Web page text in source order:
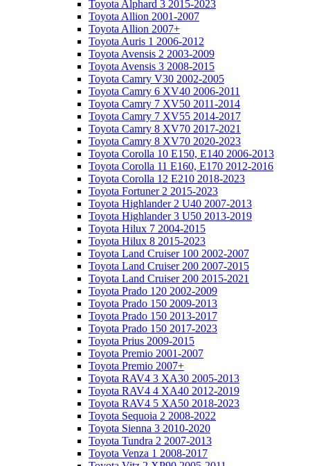
Toyota Alphard 3 2015-2023
Toyota Allion 2001-2007
Toyota Allion 2007+
Toyota Auris 1 2006-2012
Toyota Avensis 2 2003-2009
Toyota Avensis 3 2008-2015
Toyota Camry V30 2002-2005
Toyota Camry 6 XV40 2006-2011
Toyota Camry 7 XV50 2011-2014
Toyota Camry 7 XV55 2014-2017
Toyota Camry 8 XV70 2017-2021
Toyota Camry 8 XV70 2020-2023
Toyota Corolla 10 E150, E140 2006-2013
Toyota Corolla 11 E160, E170 2012-2016
Toyota Corolla 12 E210 2018-2023
Toyota Fortuner 2 2015-2023
Toyota Highlander 2 U40 2007-2013
Toyota Highlander 3 U50 2013-2019
Toyota Hilux 7 2004-2015
Toyota Hilux 8 2015-2023
Toyota Land Cruiser 100 2002-2007
Toyota Land Cruiser 200 2007-2015
Toyota Land Cruiser 200 2015-2021
Toyota Prado 120 2002-2009
Toyota Prado 150 2009-2013
Toyota Prado 150 2013-2017
Toyota Prado 150 2017-2023
Toyota Prius 2009-2015
Toyota Premio 2001-2007
Toyota Premio 2007+
Toyota RAV4 3 XA30 2005-2013
Toyota RAV4 4 XA40 2012-2019
Toyota RAV4 5 XA50 2018-2023
Toyota Sequoia 2 2008-2022
Toyota Sienna 3 2010-2020
Toyota Tundra 2 2007-2013
Toyota Venza 1 2008-2017